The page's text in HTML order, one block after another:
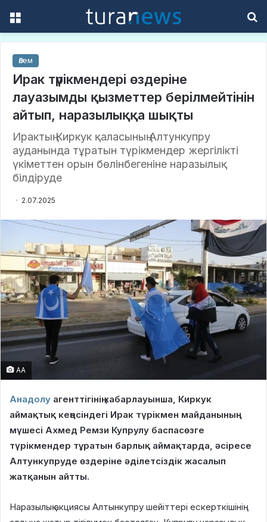
Әлем
Ирак түрікмендері өздеріне
лауазымды қызметтер берілмейтінін
айтып, наразылыққа шықты
Ирактың Киркук қаласының Алтункупру
ауданында тұратын түрікмендер жергілікті
үкіметтен орын бөлінбегеніне наразылық
білдіруде
2.07.2025
AA
Анадолу агенттігінің хабарлауынша, Киркук
аймақтық кеңесіндегі Ирак түрікмен майданының
мүшесі Ахмед Ремзи Купрулу баспасөзге
түрікмендер тұратын барлық аймақтарда, әсіресе
Алтункупруде өздеріне әділетсіздік жасалып
жатқанын айтты.
Наразылық акциясы Алтынкупру шейіттері ескерткішінің